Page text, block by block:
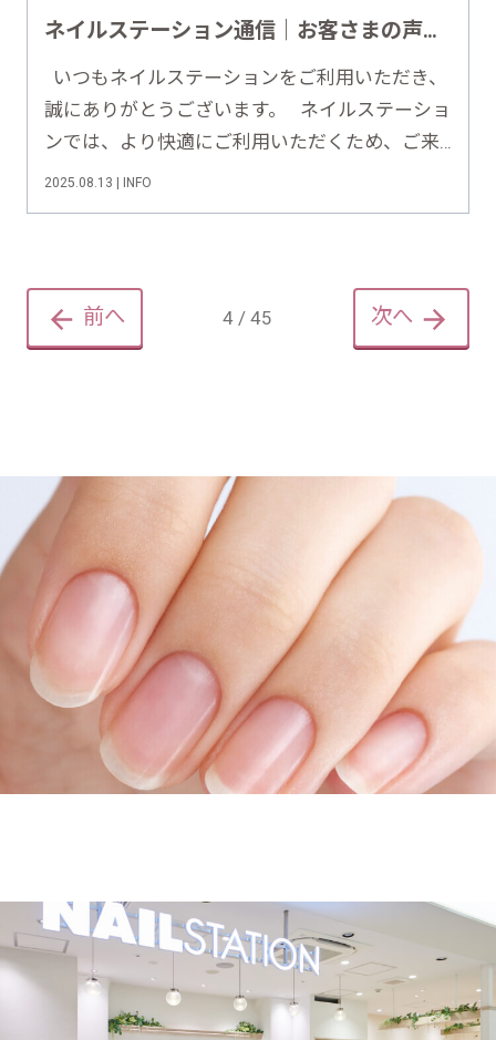
ネイルステーション通信｜お客さまの声をもとにした改善への取り組み【2025年7月号】
いつもネイルステーションをご利用いただき、
誠にありがとうございます。 ネイルステーショ
ンでは、より快適にご利用いただくため、ご来
店後のアンケートでいただいたお声をもとに、
2025.08.13 | INFO
4 / 45
前へ 次へ